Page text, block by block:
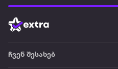
ჩვენ შესახებ